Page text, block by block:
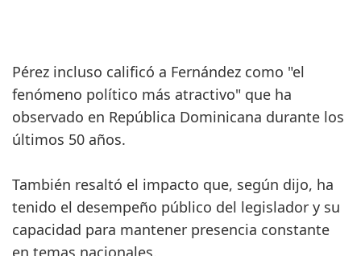
Pérez incluso calificó a Fernández como "el
fenómeno político más atractivo" que ha
observado en República Dominicana durante los
últimos 50 años.
También resaltó el impacto que, según dijo, ha
tenido el desempeño público del legislador y su
capacidad para mantener presencia constante
en temas nacionales.